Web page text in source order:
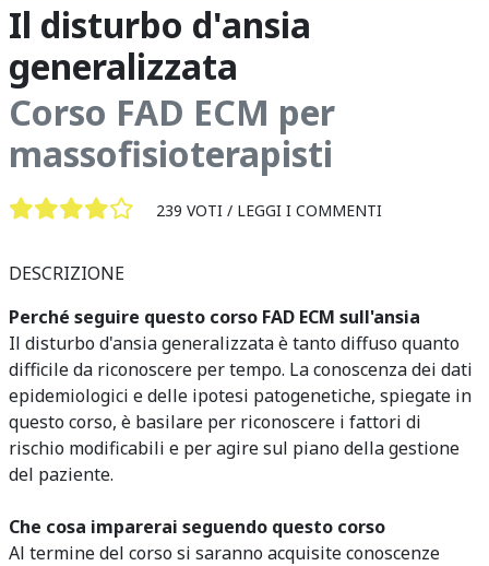
Il disturbo d'ansia
generalizzata
Corso FAD ECM per
massofisioterapisti
239 VOTI / LEGGI I COMMENTI
DESCRIZIONE
Perché seguire questo corso FAD ECM sull'ansia
Il disturbo d'ansia generalizzata è tanto diffuso quanto
difficile da riconoscere per tempo. La conoscenza dei dati
epidemiologici e delle ipotesi patogenetiche, spiegate in
questo corso, è basilare per riconoscere i fattori di
rischio modificabili e per agire sul piano della gestione
del paziente.
Che cosa imparerai seguendo questo corso
Al termine del corso si saranno acquisite conoscenze